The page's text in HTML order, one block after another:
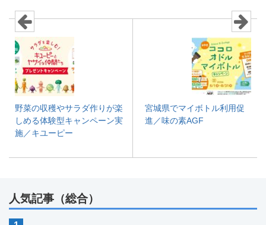
野菜の収穫やサラダ作りが楽
しめる体験型キャンペーン実
施／キユーピー
宮城県でマイボトル利用促
進／味の素AGF
人気記事（総合）